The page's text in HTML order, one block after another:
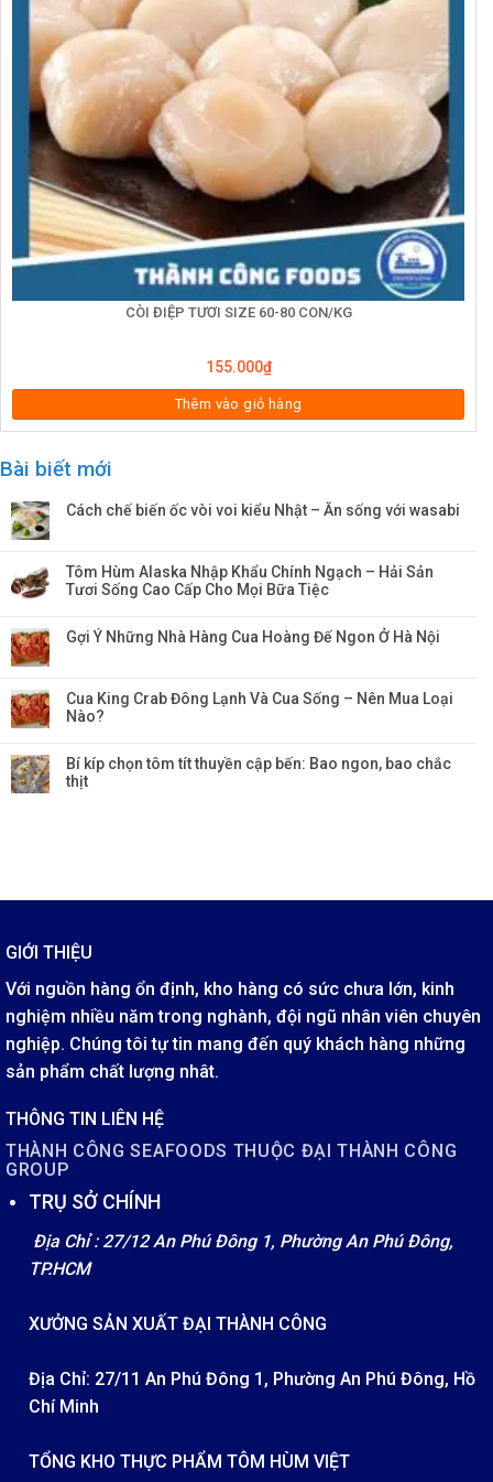
CÒI ĐIỆP TƯƠI SIZE 60-80 CON/KG
155.000₫
Thêm vào giỏ hàng
Bài biết mới
Cách chế biến ốc vòi voi kiểu Nhật – Ăn sống với wasabi
Tôm Hùm Alaska Nhập Khẩu Chính Ngạch – Hải Sản
Tươi Sống Cao Cấp Cho Mọi Bữa Tiệc
Gợi Ý Những Nhà Hàng Cua Hoàng Đế Ngon Ở Hà Nội
Cua King Crab Đông Lạnh Và Cua Sống – Nên Mua Loại
Nào?
Bí kíp chọn tôm tít thuyền cập bến: Bao ngon, bao chắc
thịt
GIỚI THIỆU
Với nguồn hàng ổn định, kho hàng có sức chưa lớn, kinh
nghiệm nhiều năm trong nghành, đội ngũ nhân viên chuyên
nghiệp. Chúng tôi tự tin mang đến quý khách hàng những
sản phẩm chất lượng nhât.
THÔNG TIN LIÊN HỆ
THÀNH CÔNG SEAFOODS THUỘC ĐẠI THÀNH CÔNG
GROUP
TRỤ SỞ CHÍNH
Địa Chỉ : 27/12 An Phú Đông 1, Phường An Phú Đông,
TP.HCM
XƯỞNG SẢN XUẤT ĐẠI THÀNH CÔNG
Địa Chỉ: 27/11 An Phú Đông 1, Phường An Phú Đông, Hồ
Chí Minh
TỔNG KHO THỰC PHẨM TÔM HÙM VIỆT